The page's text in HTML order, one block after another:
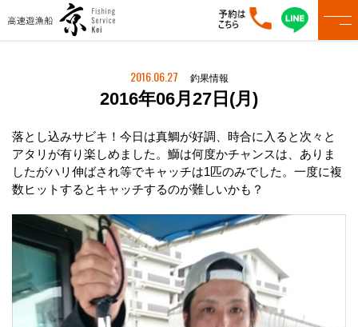
2016.06.27 釣果情報
2016年06月27日(月)
落とし込みサビキ！今日は真鯛が好調、時合に入ると次々と
アタリが有り楽しめました。鰤は何度かチャンスは、ありま
したがハリ伸ばされ等でキャッチは1匹のみでした。一度に複
数ヒットするとキャッチするのが難しいかも？